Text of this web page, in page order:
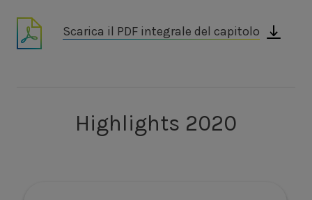
Scarica il PDF integrale del capitolo
Highlights 2020